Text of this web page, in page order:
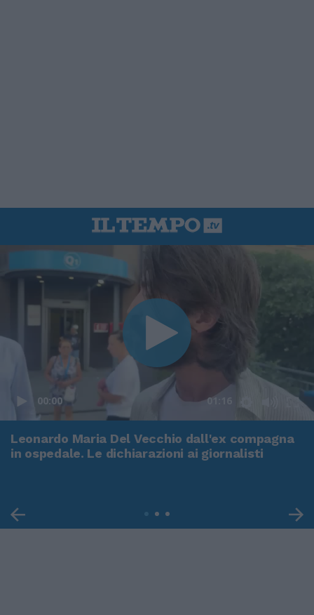
00:00 01:16
Leonardo Maria Del Vecchio dall'ex compagna
in ospedale. Le dichiarazioni ai giornalisti